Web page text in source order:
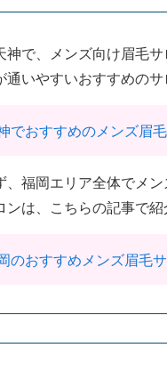
神で、メンズ向け眉毛
通いやすいおすすめのサ
でおすすめのメンズ眉
、福岡エリア全体でメ
は、こちらの記事で紹
のおすすめメンズ眉毛